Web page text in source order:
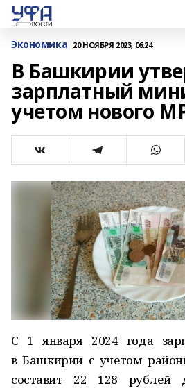
Экономика 20 НОЯБРЯ 2023, 06:24
В Башкирии
зарплатный
учетом нового
С 1 января 2024 года
в Башкирии с учетом
составит 22 128